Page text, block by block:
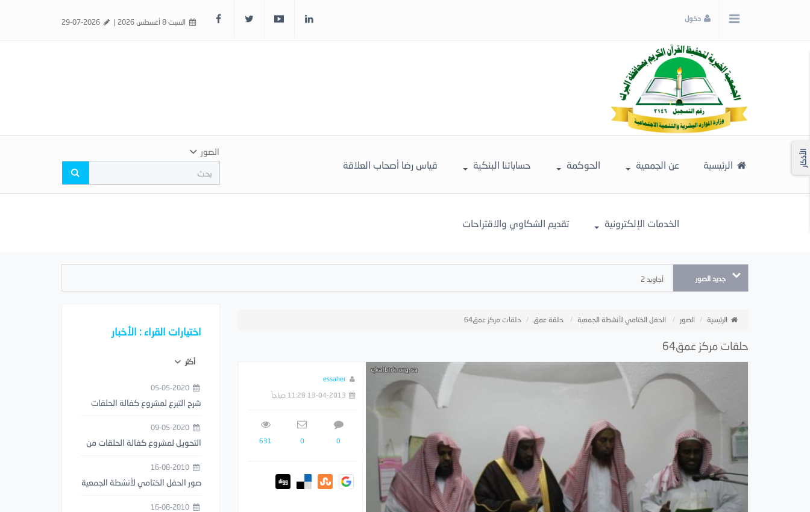
السبت 8 أغسطس 2026 | دخول
الرئيسية عن الجمعية الحوكمة حساباتنا البنكية قياس رضا أصحاب العلاقة
الخدمات الإلكترونية تقديم الشكاوي والاقتراحات
الصور
جديد الصور أجاويد 2
الأذكار
الرئيسية الصور الحفل الختامي لأنشطة الجمعية حلقة عمق حلقات مركز عمق64
حلقات مركز عمق64
essaher
13-04-2013 11:28 صباحاً
0
0
631
اختيارات القراء : الأخبار
أكثر
05-05-2020
شرح التبرع لمشروع كفالة الحلقات
09-05-2020
التحويل لمشروع كفالة الحلقات من
16-08-2010
صور الحفل الختامي لأنشطة الجمعية
16-08-2010